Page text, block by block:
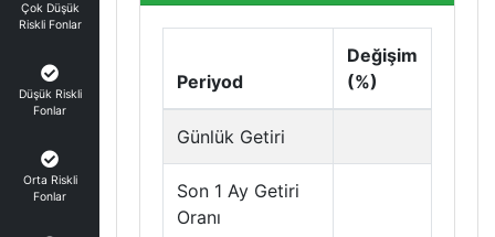
Çok Düşük
Riskli Fonlar
Düşük Riskli
Fonlar
Orta Riskli
Fonlar
Periyod
Değişim
(%)
Günlük Getiri
Son 1 Ay Getiri
Oranı